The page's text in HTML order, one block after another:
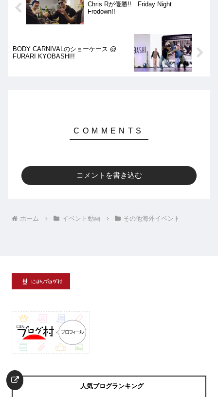
Chris Rが優勝!! Friday Night
Frodown!!
BODY CARNIVALのショーケース @
FURARI KYOBASHI!!
コメントを書き込む
ホーム イベント動画 その他海外イベント
人気ブログランキング